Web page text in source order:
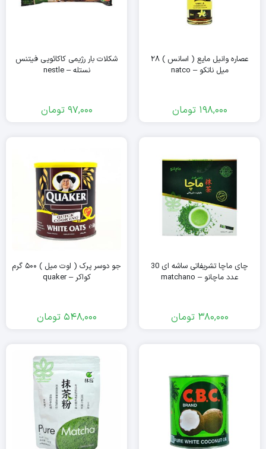
عصاره وانیل مایع ( اسانس ) ۲۸
میل ناتکو – natco
198,000 تومان
شکلات بار رژیمی کاکائویی فیتنس
نستله – nestle
97,000 تومان
چای ماچا تشریفاتی ساشه ای 30
عدد ماچانو – matchano
380,000 تومان
جو دوسر پرک ( اوت میل ) ۵۰۰ گرم
کواکر – quaker
548,000 تومان